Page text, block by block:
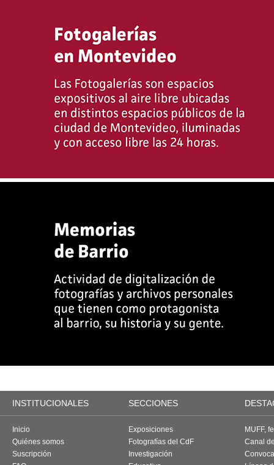
INSTITUCIONALES SECCIONES
Inicio
Quiénes somos
Suscripción
Exposiciones
Fotografías del CdF
Investigación
MUFF,
Canal